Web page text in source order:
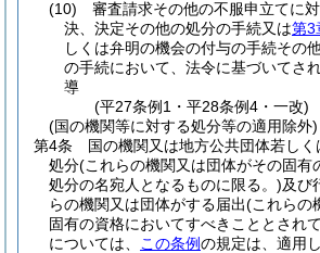
(10)
審査請求その他の不服申立てに
決、決定その他の処分の手続又は第3
しくは弁明の機会の付与の手続その
の手続において、法令に基づいてさ
導
(平27条例1・平28条例4・一改)
(国の機関等に対する処分等の適用除外)
第4条
国の機関又は地方公共団体若し
処分(これらの機関又は団体がその固有
処分の名宛人となるものに限る。)及び
らの機関又は団体がする届出(これらの
固有の資格においてすべきこととされ
については、
この条例の規定は、適用し